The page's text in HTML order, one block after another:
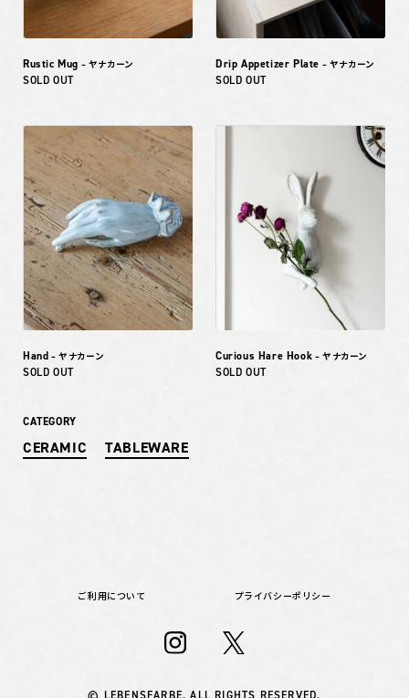
Rustic Mug – ヤナカーン
SOLD OUT
Drip Appetizer Plate – ヤナカーン
SOLD OUT
Hand – ヤナカーン
SOLD OUT
Curious Hare Hook – ヤナカーン
SOLD OUT
CATEGORY
CERAMIC TABLEWARE
ご利用について プライバシーポリシー
© LEBENSFARBE. ALL RIGHTS RESERVED.